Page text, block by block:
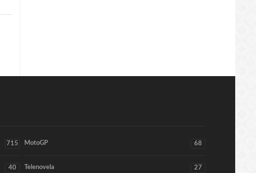
715 MotoGP 68
40 Telenovela 27